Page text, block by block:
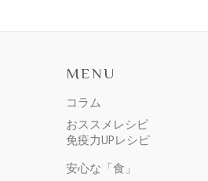
MENU
コラム
おススメレシピ
免疫力UPレシピ
安心な「食」